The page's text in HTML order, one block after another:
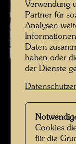
Hundertwasser auf der
Verwendung
Partner für
Analysen
Daten
haben oder
der Dienste
Cookies
für die